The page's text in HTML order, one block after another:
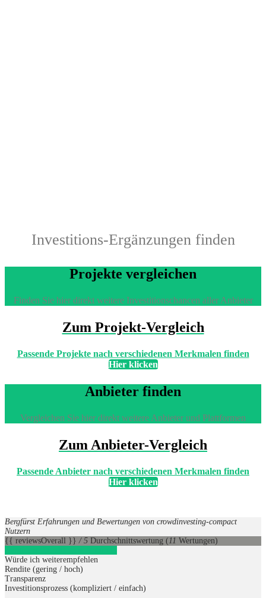
Investitions-Ergänzungen finden
Projekte vergleichen
Finden Sie hier direkt weitere Investitionschancen aller Anbieter
Zum Projekt-Vergleich
Passende Projekte nach verschiedenen Merkmalen finden
Hier klicken
Anbieter finden
Vergleichen Sie hier direkt weitere Anbieter und Plattformen
Zum Anbieter-Vergleich
Passende Anbieter nach verschiedenen Merkmalen finden
Hier klicken
Bergfürst Erfahrungen und Bewertungen von crowdinvesting-compact
Nutzern
{{ reviewsOverall }} / 5 Durchschnittswertung ( 11 Wertungen)
Würde ich weiterempfehlen
Rendite (gering / hoch)
Transparenz
Investitionsprozess (kompliziert / einfach)